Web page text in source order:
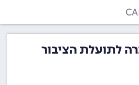
לתועלת הציבור